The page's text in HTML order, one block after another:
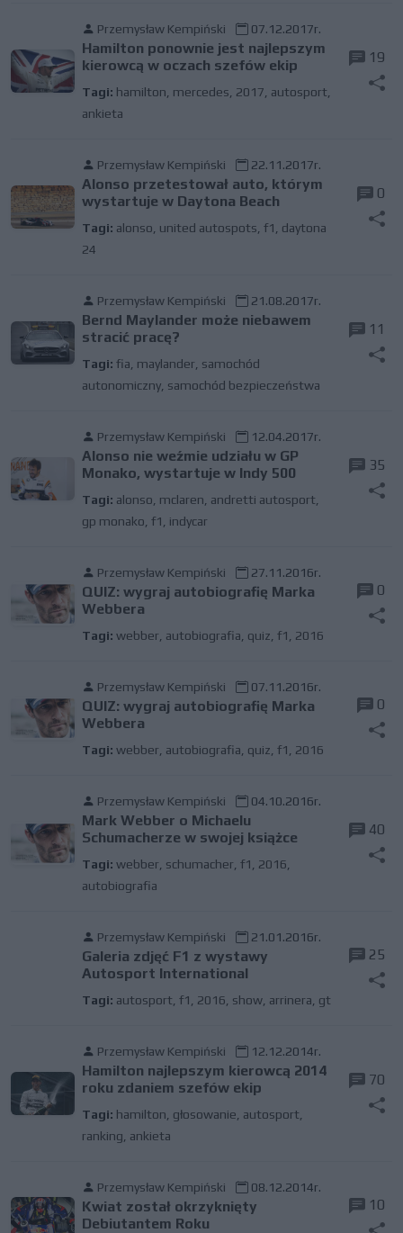
Przemysław Kempiński 07.12.2017r.
Hamilton ponownie jest najlepszym
kierowcą w oczach szefów ekip
Tagi: hamilton mercedes 2017 autosport
ankieta
19
Przemysław Kempiński 22.11.2017r.
Alonso przetestował auto, którym
wystartuje w Daytona Beach
Tagi: alonso united autospots f1
daytona
24
0
Przemysław Kempiński 21.08.2017r.
Bernd Maylander może niebawem
stracić pracę?
Tagi: fia maylander samochód
autonomiczny, samochód bezpieczeństwa
11
Przemysław Kempiński 12.04.2017r.
Alonso nie weźmie udziału w GP
Monako, wystartuje w Indy 500
Tagi: alonso mclaren andretti autosport
gp monako f1 indycar
35
Przemysław Kempiński 27.11.2016r.
QUIZ: wygraj autobiografię Marka
Webbera
Tagi: webber autobiografia quiz f1 2016
0
Przemysław Kempiński 07.11.2016r.
QUIZ: wygraj autobiografię Marka
Webbera
Tagi: webber autobiografia quiz f1 2016
0
Przemysław Kempiński 04.10.2016r.
Mark Webber o Michaelu
Schumacherze w swojej książce
Tagi: webber schumacher f1 2016
autobiografia
40
Przemysław Kempiński 21.01.2016r.
Galeria zdjęć F1 z wystawy
Autosport International
Tagi: autosport f1 2016 show, arrinera gt
25
Przemysław Kempiński 12.12.2014r.
Hamilton najlepszym kierowcą 2014
roku zdaniem szefów ekip
Tagi: hamilton głosowanie autosport
ranking ankieta
70
Przemysław Kempiński 08.12.2014r.
Kwiat został okrzyknięty
Debiutantem Roku
10